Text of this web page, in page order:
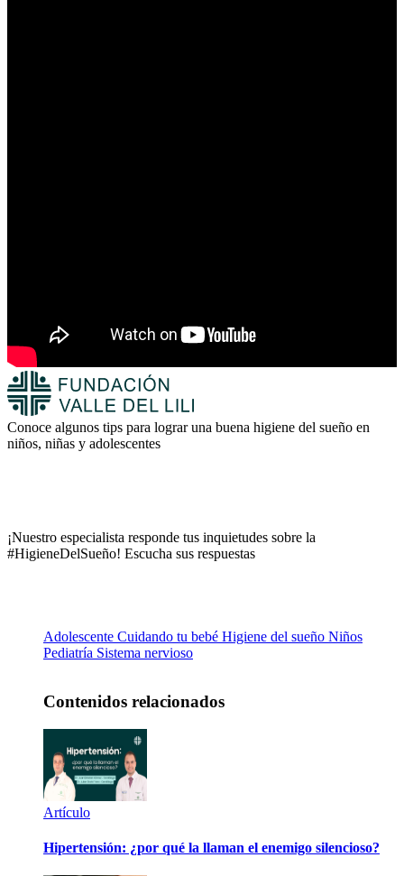
Conoce algunos tips para lograr una buena higiene del sueño en
niños, niñas y adolescentes
¡Nuestro especialista responde tus inquietudes sobre la
#HigieneDelSueño! Escucha sus respuestas
Adolescente Cuidando tu bebé Higiene del sueño Niños
Pediatría Sistema nervioso
Contenidos relacionados
Artículo
Hipertensión: ¿por qué la llaman el enemigo silencioso?